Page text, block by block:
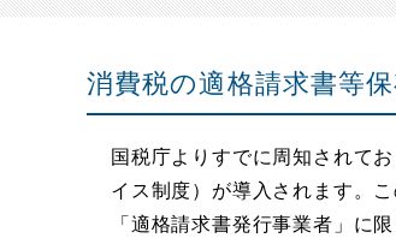
消費税の適格請求書等
国税庁よりすでに周知されて
イス制度）が導入されます。
「適格請求書発行事業者」に